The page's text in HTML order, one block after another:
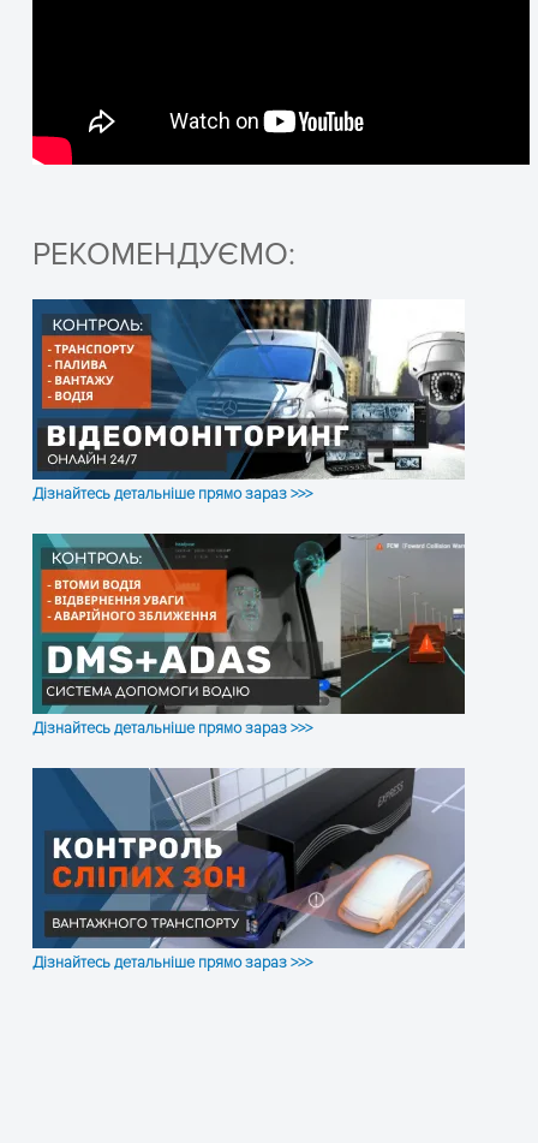
РЕКОМЕНДУЄМО:
Дізнайтесь детальніше прямо зараз >>>
Дізнайтесь детальніше прямо зараз >>>
Дізнайтесь детальніше прямо зараз >>>